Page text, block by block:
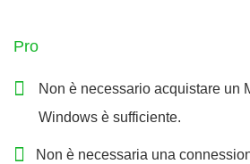
Pro
Non è necessario acquistare un
Windows è sufficiente.
Non è necessaria una